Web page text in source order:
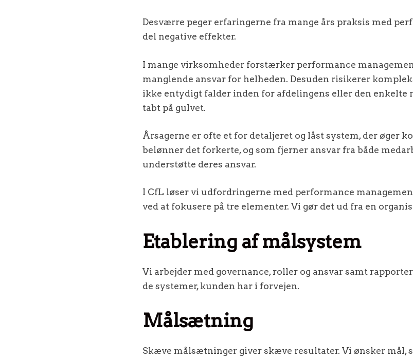
Desværre peger erfaringerne fra mange års praksis med
del negative effekter.
I mange virksomheder forstærker performance
manglende ansvar for helheden. Desuden risikerer
ikke entydigt falder inden for afdelingens eller den enkelte
tabt på gulvet.
Årsagerne er ofte et for detaljeret og låst system, der øger
belønner det forkerte, og som fjerner ansvar fra både
understøtte deres ansvar.
I CfL løser vi udfordringerne med performance
ved at fokusere på tre elementer. Vi gør det ud fra en
Etablering af målsystem
Vi arbejder med governance, roller og ansvar samt
de systemer, kunden har i forvejen.
Målsætning
Skæve målsætninger giver skæve resultater. Vi ønsker mål,